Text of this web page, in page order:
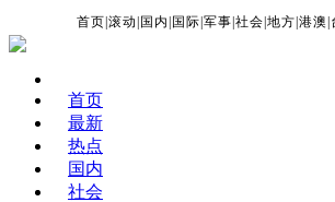
首页 |滚动 国内 国际 |军事 |社会 |地方 |港澳
首页
最新
热点
国内
社会